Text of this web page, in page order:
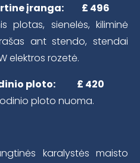
įranga: £ 496
plotas, sienelės, kiliminė
ant stendo, stendai
elektros rozetė.
ploto: £ 420
ploto nuoma.
karalystės maisto